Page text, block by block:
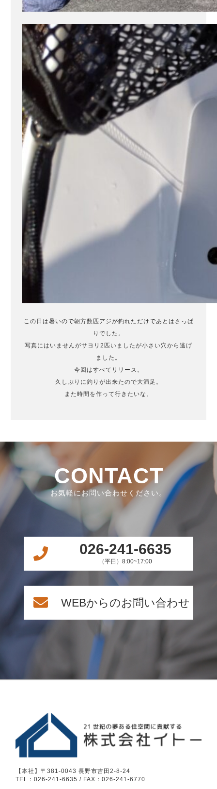
この日は暑いので朝方数匹アジが釣れただけであとはさっぱ
りでした。
写真にはいませんがサヨリ2匹いましたが小さい穴から逃げ
ました。
今回はすべてリリース。
久しぶりに釣りが出来たので大満足。
また時間を作って行きたいな。
CONTACT
お気軽にお問い合わせください。
026-241-6635
（平日）8:00~17:00
WEBからのお問い合わせ
【本社】〒381-0043 長野市吉田2-8-24
TEL：026-241-6635 / FAX：026-241-6770